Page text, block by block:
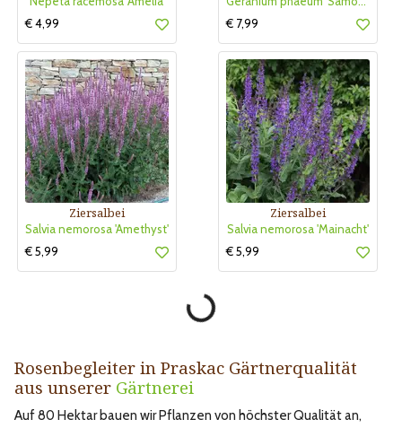
€ 4,99
€ 7,99
Ziersalbei
Salvia nemorosa 'Amethyst'
€ 5,99
Ziersalbei
Salvia nemorosa 'Mainacht'
€ 5,99
Rosenbegleiter in Praskac Gärtnerqualität
aus unserer Gärtnerei
Auf 80 Hektar bauen wir Pflanzen von höchster Qualität an,